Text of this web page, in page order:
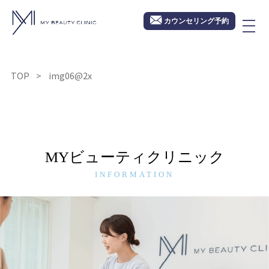
カウンセリング予約
TOP img06@2x
MYビューティクリニック
INFORMATION